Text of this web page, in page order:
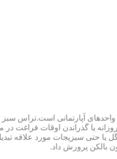
آپارتمانی است.تراس سبز
یا گذراندن اوقات فراغت در
یا حتی سبزیجات مورد علاقه
بالکن پرورش داد.